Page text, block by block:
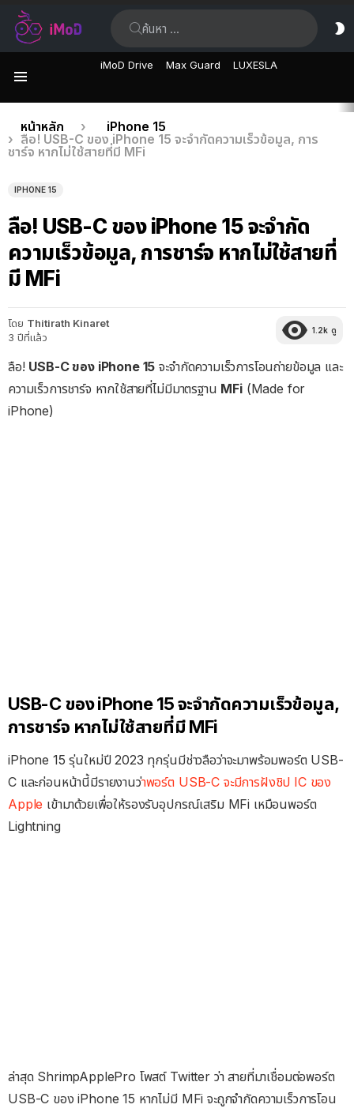
iMoD Drive Max Guard LUXESLA
เรื่อง
ล่าสุด
คุณอยู่ที่นี่:
หน้าหลัก
iPhone 15
ลือ! USB-C ของ iPhone 15 จะจำกัดความเร็วข้อมูล, การ
ชาร์จ หากไม่ใช้สายที่มี MFi
IPHONE 15
ลือ! USB-C ของ iPhone 15 จะจำกัด
ความเร็วข้อมูล, การชาร์จ หากไม่ใช้สายที่
มี MFi
โดย Thitirath Kinaret
3 ปีที่แล้ว
1.2k ดู
ลือ! USB-C ของ iPhone 15 จะจำกัดความเร็วการโอนถ่ายข้อมูล และ
ความเร็วการชาร์จ หากใช้สายที่ไม่มีมาตรฐาน MFi(Made for
iPhone)
USB-C ของ iPhone 15 จะจำกัดความเร็วข้อมูล,
การชาร์จ หากไม่ใช้สายที่มี MFi
iPhone 15 รุ่นใหม่ปี 2023 ทุกรุ่นมีช่าวลือว่าจะมาพร้อมพอร์ต USB-
C และก่อนหน้านี้มีรายงานว่าพอร์ต USB-C จะมีการฝังชิป IC ของ
Apple เข้ามาด้วยเพื่อให้รองรับอุปกรณ์เสริม MFi เหมือนพอร์ต
Lightning
ล่าสุด ShrimpApplePro โพสต์ Twitter ว่า สายที่มาเชื่อมต่อพอร์ต
USB-C ของ iPhone 15 หากไม่มี MFi จะถูกจำกัดความเร็วการโอน